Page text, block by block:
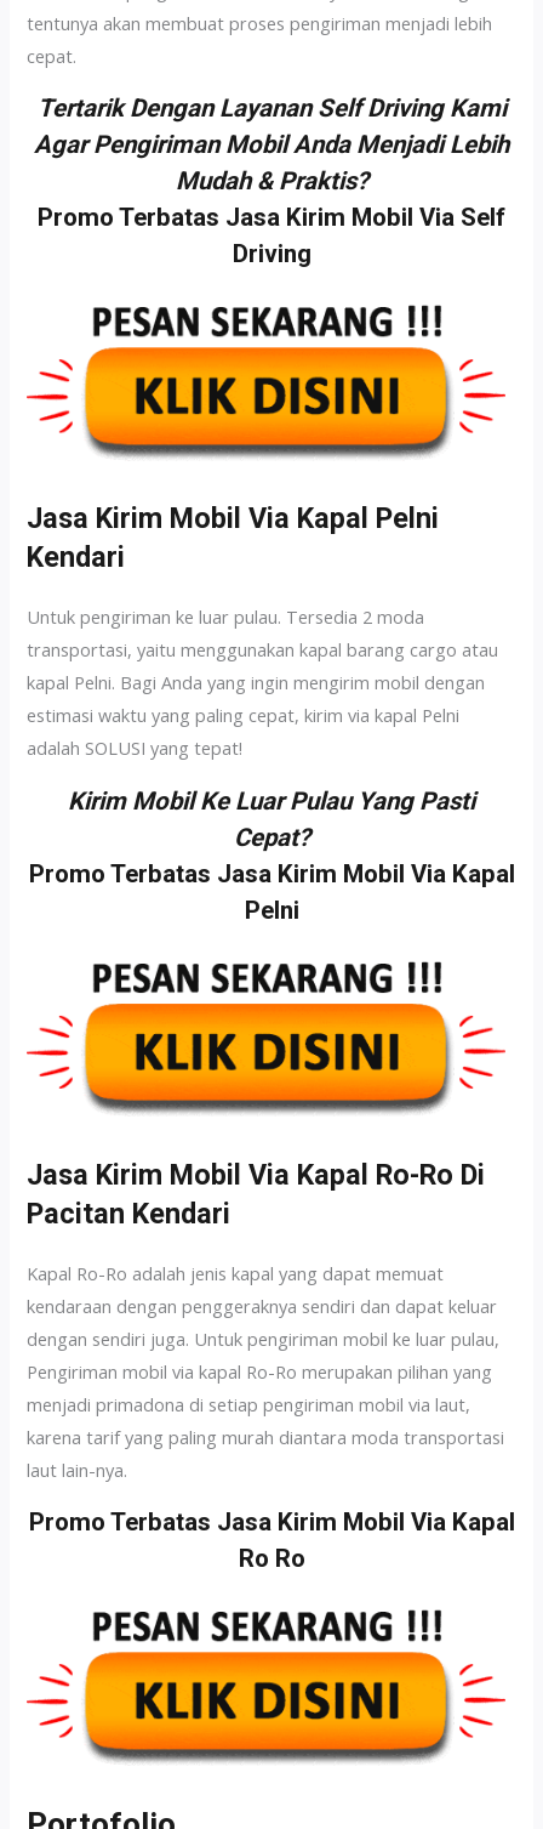
tentunya akan membuat proses pengiriman menjadi lebih
cepat.
Tertarik Dengan Layanan Self Driving Kami
Agar Pengiriman Mobil Anda Menjadi Lebih
Mudah & Praktis?
Promo Terbatas Jasa Kirim Mobil Via Self
Driving
Jasa Kirim Mobil Via Kapal Pelni
Kendari
Untuk pengiriman ke luar pulau. Tersedia 2 moda
transportasi, yaitu menggunakan kapal barang cargo atau
kapal Pelni. Bagi Anda yang ingin mengirim mobil dengan
estimasi waktu yang paling cepat, kirim via kapal Pelni
adalah SOLUSI yang tepat!
Kirim Mobil Ke Luar Pulau Yang Pasti
Cepat?
Promo Terbatas Jasa Kirim Mobil Via Kapal
Pelni
Jasa Kirim Mobil Via Kapal Ro-Ro Di
Pacitan Kendari
Kapal Ro-Ro adalah jenis kapal yang dapat memuat
kendaraan dengan penggeraknya sendiri dan dapat keluar
dengan sendiri juga. Untuk pengiriman mobil ke luar pulau,
Pengiriman mobil via kapal Ro-Ro merupakan pilihan yang
menjadi primadona di setiap pengiriman mobil via laut,
karena tarif yang paling murah diantara moda transportasi
laut lain-nya.
Promo Terbatas Jasa Kirim Mobil Via Kapal
Ro Ro